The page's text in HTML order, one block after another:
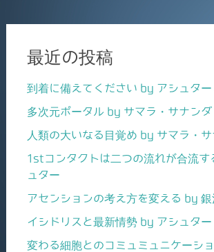
最近の投稿
到着に備えてください by アシュター
多次元ポータル by サマラ・サナンダ
人類の大いなる目覚め by サマラ・
1stコンタクトは二つの流れが合流す
ュター
アセンションの考え方を変える by 銀
イシドリスと最新情勢 by アシュター
変わる細胞とのコミュミュニケーシ